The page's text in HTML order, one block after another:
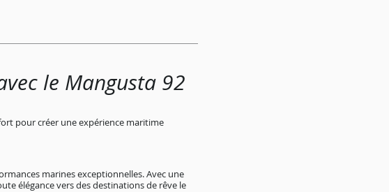
le Mangusta 92
pour créer une expérience maritime
marines exceptionnelles. Avec une
élégance vers des destinations de rêve le